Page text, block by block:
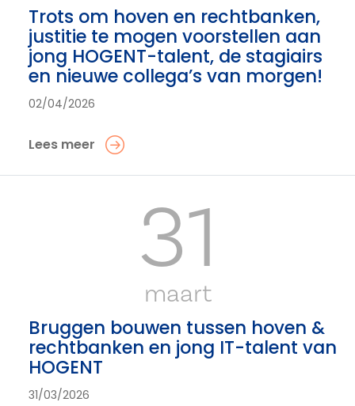
Trots om hoven en rechtbanken,
justitie te mogen voorstellen aan
jong HOGENT-talent, de stagiairs
en nieuwe collega’s van morgen!
02/04/2026
Lees meer
31
maart
Bruggen bouwen tussen hoven &
rechtbanken en jong IT-talent van
HOGENT
31/03/2026